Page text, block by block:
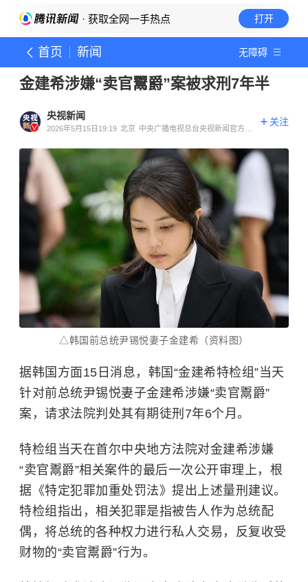
· 获取全网一手热点 打开
首页 新闻 无障碍
金建希涉嫌“卖官鬻爵”案被求刑7年半
央视新闻
2026年5月15日19:19 北京 中央广播电视总台央视新闻官方账
关注
△韩国前总统尹锡悦妻子金建希（资料图）
据韩国方面15日消息，韩国“金建希特检组”当天
针对前总统尹锡悦妻子金建希涉嫌“卖官鬻爵”
案，请求法院判处其有期徒刑7年6个月。
特检组当天在首尔中央地方法院对金建希涉嫌
“卖官鬻爵”相关案件的最后一次公开审理上，根
据《特定犯罪加重处罚法》提出上述量刑建议。
特检组指出，相关犯罪是指被告人作为总统配
偶，将总统的各种权力进行私人交易，反复收受
财物的“卖官鬻爵”行为。